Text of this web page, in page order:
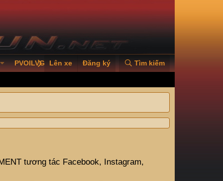
PVOILVGC2026
Lên xe Đăng ký Tìm kiếm
tương tác Facebook, Instagram,